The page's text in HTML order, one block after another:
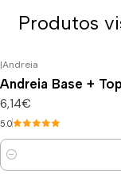
Produtos
|Andreia
Andreia Base +
6,14€
5.0
Quantidade